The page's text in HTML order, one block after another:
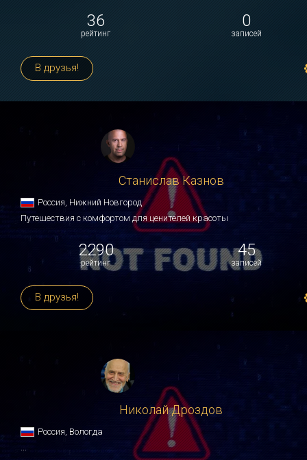
36
рейтинг
0
записей
В друзья!
Станислав Казнов
Россия, Нижний Новгород
Путешествия с комфортом для ценителей красоты
2290
рейтинг
45
записей
В друзья!
Николай Дроздов
Россия, Вологда
...